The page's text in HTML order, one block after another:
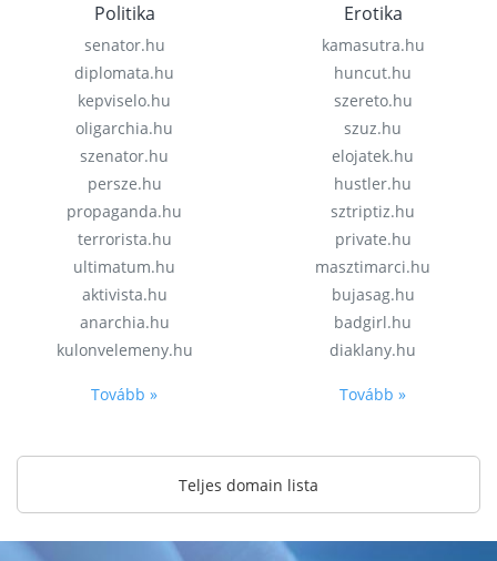
Politika
senator.hu
diplomata.hu
kepviselo.hu
oligarchia.hu
szenator.hu
persze.hu
propaganda.hu
terrorista.hu
ultimatum.hu
aktivista.hu
anarchia.hu
kulonvelemeny.hu
Tovább »
Erotika
kamasutra.hu
huncut.hu
szereto.hu
szuz.hu
elojatek.hu
hustler.hu
sztriptiz.hu
private.hu
masztimarci.hu
bujasag.hu
badgirl.hu
diaklany.hu
Tovább »
Teljes domain lista